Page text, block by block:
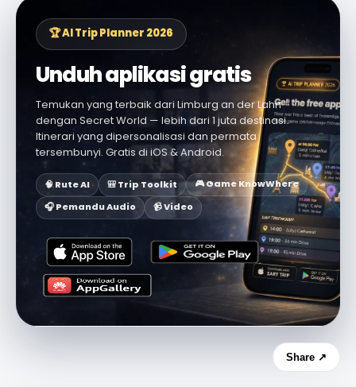
🏆 AI Trip Planner 2026
Unduh aplikasi gratis
Temukan yang terbaik dari Limburg an der Lahn
dengan Secret World — lebih dari 1 juta destinasi.
Itinerari yang dipersonalisasi dan permata
tersembunyi. Gratis di iOS & Android.
🧠 Rute AI 🎒 Trip Toolkit
🎮 Game KnowWhere
🎧 Pemandu Audio
📹 Video
Share ↗